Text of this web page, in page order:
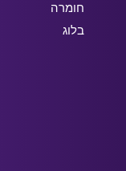
חומרה
בלוג